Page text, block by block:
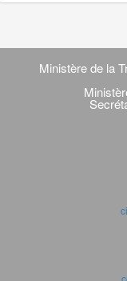
Navigation
transverse
Ministère de la